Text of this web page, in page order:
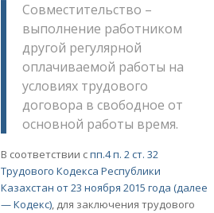
Совместительство –
выполнение работником
другой регулярной
оплачиваемой работы на
условиях трудового
договора в свободное от
основной работы время.
В соответствии спп.4 п. 2 ст. 32
Трудового Кодекса Республики
Казахстан от 23 ноября 2015 года (далее
— Кодекс), для заключения трудового